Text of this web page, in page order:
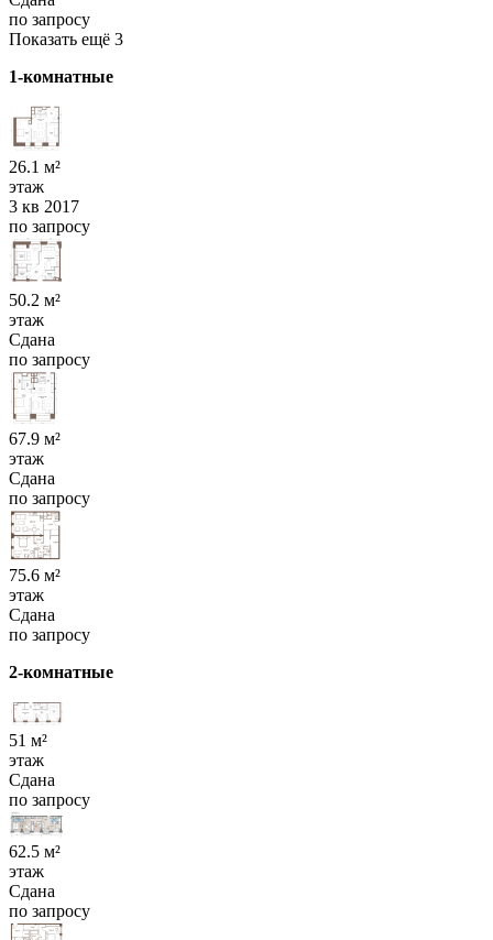
по запросу
Показать ещё 3
1-комнатные
26.1 м²
этаж
3 кв 2017
по запросу
50.2 м²
этаж
Сдана
по запросу
67.9 м²
этаж
Сдана
по запросу
75.6 м²
этаж
Сдана
по запросу
2-комнатные
51 м²
этаж
Сдана
по запросу
62.5 м²
этаж
Сдана
по запросу